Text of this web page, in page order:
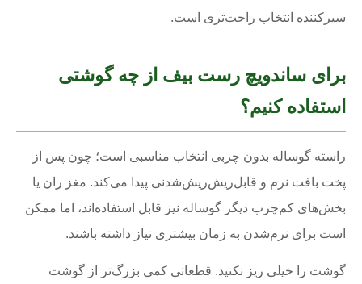
سیرکننده انتخاب راحت‌تری است.
برای ساندویچ رست بیف از چه گوشتی
استفاده کنیم؟
راسته گوساله بدون چربی انتخاب مناسبی است؛ چون پس از
پخت بافت نرم و قابل‌ریش‌ریش‌شدنی پیدا می‌کند. مغز ران یا
بخش‌های کم‌چرب دیگر گوساله نیز قابل استفاده‌اند، اما ممکن
است برای نرم‌شدن به زمان بیشتری نیاز داشته باشند.
گوشت را خیلی ریز نکنید. قطعاتی کمی بزرگ‌تر از گوشت